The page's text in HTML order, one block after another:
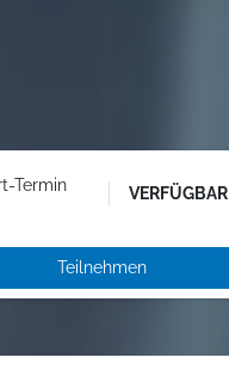
Termin
VERFÜGBAR
Teilnehmen